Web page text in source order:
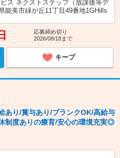
ス ネクストステップ（放課後等デ
能美市緑が丘11丁目49番地1GHills
応募締め切り
2026/08/18まで
キープ
あり/賞与あり/ブランクOK/高給与
制度ありの療育/安心の環境充実◎